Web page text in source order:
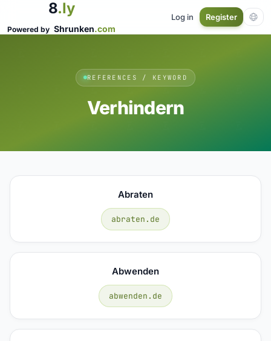
8.ly
Powered by Shrunken.com
Log in Register
REFERENCES / KEYWORD
Verhindern
Abraten
abraten.de
Abwenden
abwenden.de